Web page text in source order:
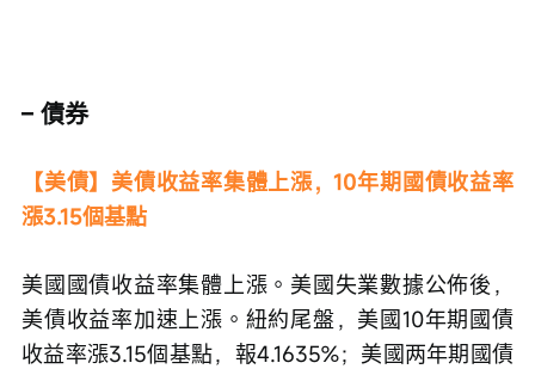
– 債券
【美債】美債收益率集體上漲，10年期國債收益率
漲3.15個基點
美國國債收益率集體上漲。美國失業數據公佈後，
美債收益率加速上漲。紐約尾盤，美國10年期國債
收益率漲3.15個基點，報4.1635%；美國两年期國債